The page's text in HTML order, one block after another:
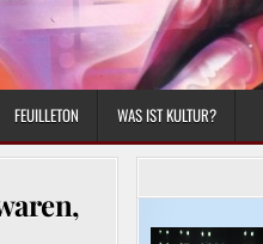
FEUILLETON WAS IST KULTUR?